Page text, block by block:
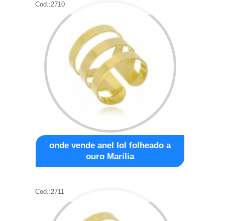
Cod.:2710
onde vende anel lol folheado a
ouro Marília
Cod.:2711